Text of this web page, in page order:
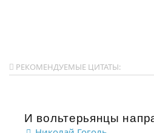
РЕКОМЕНДУЕМЫЕ ЦИТАТЫ:
И вольтерьянцы